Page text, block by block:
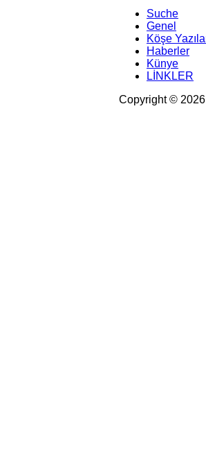
Suche
Genel
Köşe
Haberler
Künye
LİNKLER
Copyright © 2026